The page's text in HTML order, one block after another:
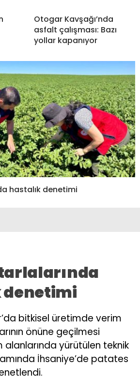
Otogar Kavşağı’nda
asfalt çalışması: Bazı
yollar kapanıyor
hastalık denetimi
denetimi
bitkisel üretimde verim
önüne geçilmesi
alanlarında yürütülen teknik
İhsaniye’de patates